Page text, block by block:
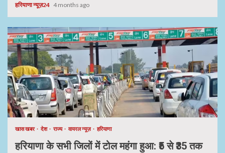
हरियाणा न्यूज़24 4 months ago
खास खबर देश राज्य वायरल न्यूज़ हरियाणा
हरियाणा के सभी जिलों में टोल महंगा हुआ: ₹5 से ₹35 तक